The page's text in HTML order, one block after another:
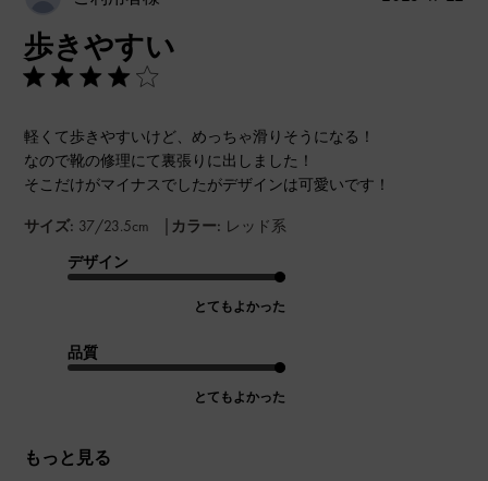
歩きやすい
軽くて歩きやすいけど、めっちゃ滑りそうになる！
なので靴の修理にて裏張りに出しました！
そこだけがマイナスでしたがデザインは可愛いです！
サイズ: 37/23.5cm | カラー: レッド系
デザイン
とてもよかった
品質
とてもよかった
もっと見る